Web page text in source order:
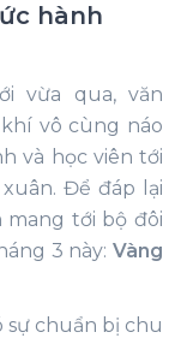
hành
vừa qua, văn
vô cùng náo
và học viên tới
Để đáp lại
mang tới bộ đôi
3 này: Vàng
sự chuẩn bị chu